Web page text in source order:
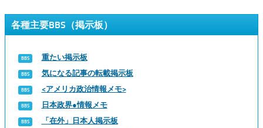
各種主要BBS（掲示板）
重たい掲示板
気になる記事の転載掲示板
<アメリカ政治情報メモ>
日本政界●情報メモ
「在外」日本人掲示板